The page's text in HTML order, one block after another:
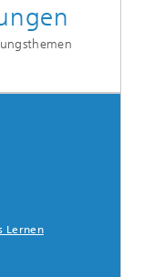
Lernen